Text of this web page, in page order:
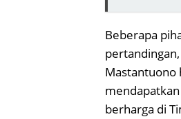
Beberapa
Mastantuono
berharga di